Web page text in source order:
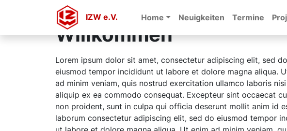
IZW e.V. Home Neuigkeiten Termine
Willkommen
Lorem ipsum dolor sit amet, consectetur adipiscing elit, sed do
eiusmod tempor incididunt ut labore et dolore magna aliqua.
ad minim veniam, quis nostrud exercitation ullamco laboris
aliquip ex ea commodo consequat. Excepteur sint occaecat
non proident, sunt in culpa qui officia deserunt mollit anim id
laborum consectetur adipiscing elit, sed do eiusmod tempor